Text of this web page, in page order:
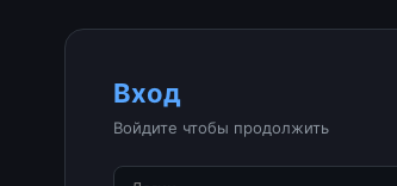
Вход
Войдите чтобы продолжить